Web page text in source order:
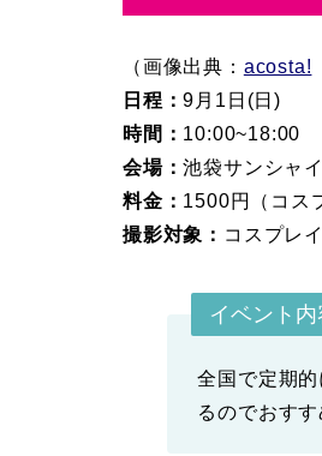
（画像出典： acosta!
日程：9月1日(日)
時間： 10:00~18:00
会場：池袋サンシャ
料金： 1500円（コス
撮影対象： コスプレ
イベント内
全国で定期
るのでおす